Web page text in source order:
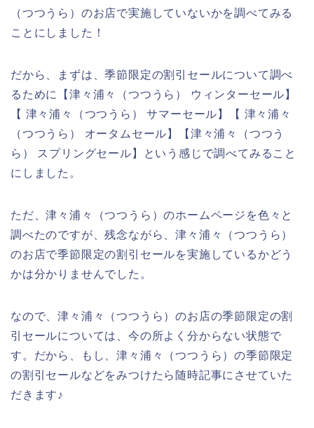
（つつうら）のお店で実施していないかを調べてみる
ことにしました！
だから、まずは、季節限定の割引セールについて調べ
るために【津々浦々（つつうら） ウィンターセール】
【 津々浦々（つつうら） サマーセール】【 津々浦々
（つつうら） オータムセール】【津々浦々（つつう
ら） スプリングセール】という感じで調べてみること
にしました。
ただ、津々浦々（つつうら）のホームページを色々と
調べたのですが、残念ながら、津々浦々（つつうら）
のお店で季節限定の割引セールを実施しているかどう
かは分かりませんでした。
なので、津々浦々（つつうら）のお店の季節限定の割
引セールについては、今の所よく分からない状態で
す。だから、もし、津々浦々（つつうら）の季節限定
の割引セールなどをみつけたら随時記事にさせていた
だきます♪